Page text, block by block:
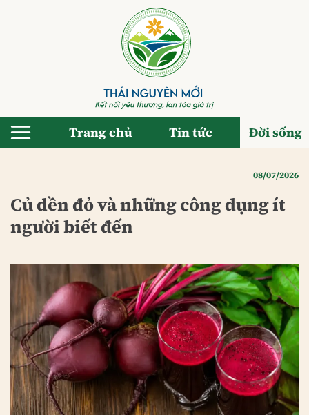
Trang chủ Tin tức Đời sống
08/07/2026
Củ dền đỏ và những công dụng ít
người biết đến